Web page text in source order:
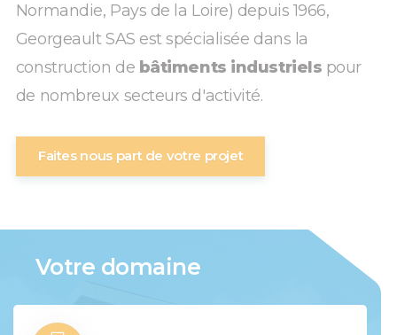
Normandie, Pays de la Loire) depuis 1966,
Georgeault SAS est spécialisée dans la
construction de bâtiments industriels pour
de nombreux secteurs d'activité.
Faites nous part de votre projet
Votre domaine